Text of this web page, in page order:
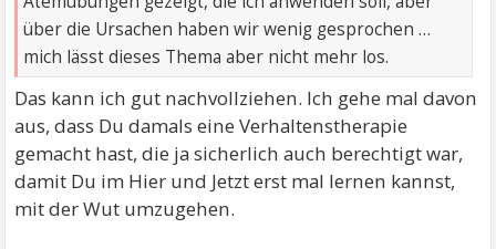
über die Ursachen haben wir wenig gesprochen …
mich lässt dieses Thema aber nicht mehr los.
Das kann ich gut nachvollziehen. Ich gehe mal davon
aus, dass Du damals eine Verhaltenstherapie
gemacht hast, die ja sicherlich auch berechtigt war,
damit Du im Hier und Jetzt erst mal lernen kannst,
mit der Wut umzugehen.